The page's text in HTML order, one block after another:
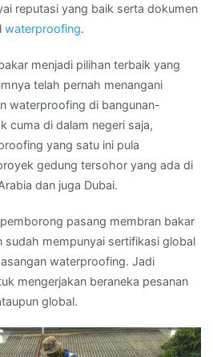
reputasi yang baik serta dokumen
waterproofing.
menjadi pilihan terbaik yang
telah pernah menangani
waterproofing di bangunan-
cuma di dalam negeri saja,
yang satu ini pula
gedung tersohor yang ada di
dan juga Dubai.
pasang membran bakar
sudah mempunyai sertifikasi global
waterproofing. Jadi
mengerjakan beraneka pesanan
global.